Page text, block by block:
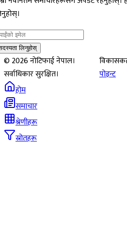
लिनुहोस्
©2026नोटिफाई नेपाल।
सर्वाधिकार सुरक्षित।
पोइन्ट
होम
समाचार
श्रेणीहरू
स्रोतहरू